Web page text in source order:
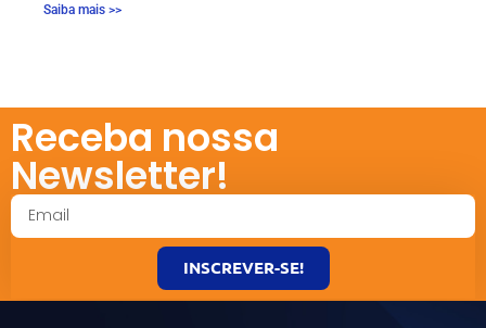
Saiba mais >>
Receba nossa
Newsletter!
INSCREVER-SE!